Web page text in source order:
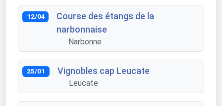
12/04
Course des étangs de la
narbonnaise
Narbonne
25/01 Vignobles cap Leucate
Leucate